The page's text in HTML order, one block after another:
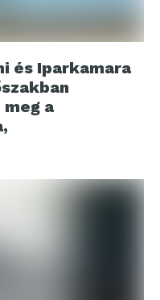
és Iparkamara
a